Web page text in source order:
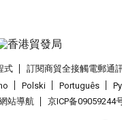
式 訂閱商貿全接觸電郵通
Polski Português
站導航 京ICP备09059244